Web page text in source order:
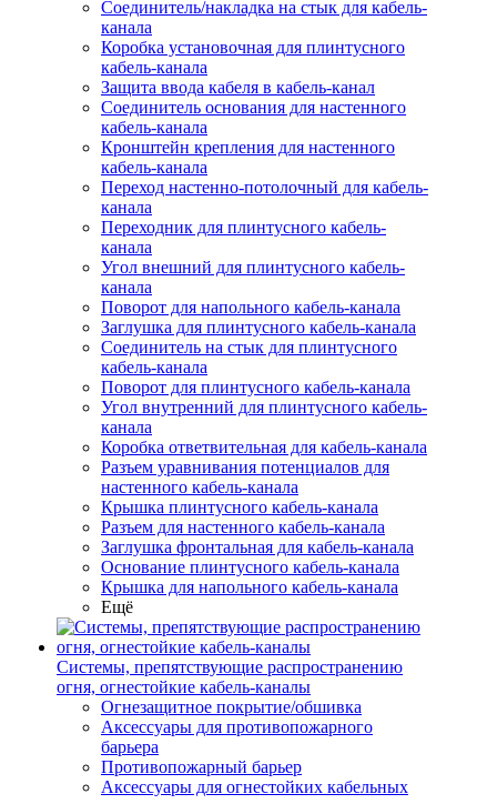
Соединитель/накладка на стык для кабель-
канала
Коробка установочная для плинтусного
кабель-канала
Защита ввода кабеля в кабель-канал
Соединитель основания для настенного
кабель-канала
Кронштейн крепления для настенного
кабель-канала
Переход настенно-потолочный для кабель-
канала
Переходник для плинтусного кабель-
канала
Угол внешний для плинтусного кабель-
канала
Поворот для напольного кабель-канала
Заглушка для плинтусного кабель-канала
Соединитель на стык для плинтусного
кабель-канала
Поворот для плинтусного кабель-канала
Угол внутренний для плинтусного кабель-
канала
Коробка ответвительная для кабель-канала
Разъем уравнивания потенциалов для
настенного кабель-канала
Крышка плинтусного кабель-канала
Разъем для настенного кабель-канала
Заглушка фронтальная для кабель-канала
Основание плинтусного кабель-канала
Крышка для напольного кабель-канала
Ещё
Системы, препятствующие распространению
огня, огнестойкие кабель-каналы
Огнезащитное покрытие/обшивка
Аксессуары для противопожарного
барьера
Противопожарный барьер
Аксессуары для огнестойких кабельных